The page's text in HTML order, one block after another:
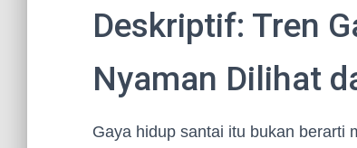
Deskriptif: Tren
Nyaman Dilihat
Gaya hidup santai itu bukan berarti